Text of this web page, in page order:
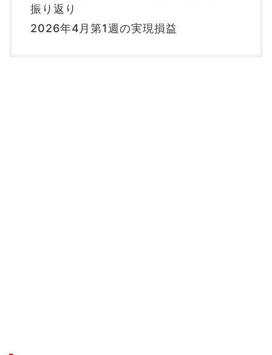
振り返り
2026年4月第1週の実現損益